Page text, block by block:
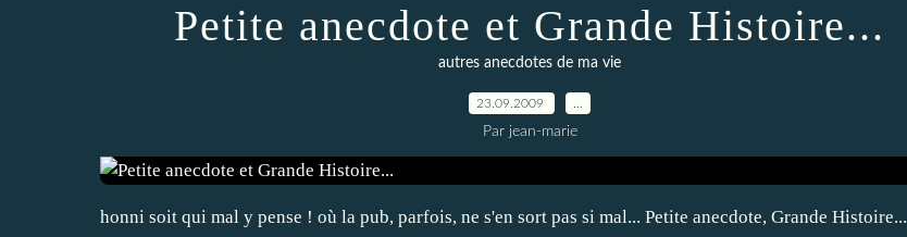
Petite anecdote et Grande Histoire...
autres anecdotes de ma vie
23.09.2009
Par jean-marie
honni soit qui mal y pense ! où la pub, parfois, ne s'en sort pas si mal... Petite anecdote, Grande Histoire...